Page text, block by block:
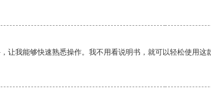
让我能够快速熟悉操作。我不用看说明书，就可以轻松使用这